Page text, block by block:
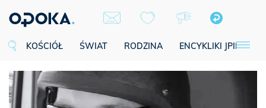
KOŚCIÓŁ ŚWIAT RODZINA ENCYKLIKI JPII